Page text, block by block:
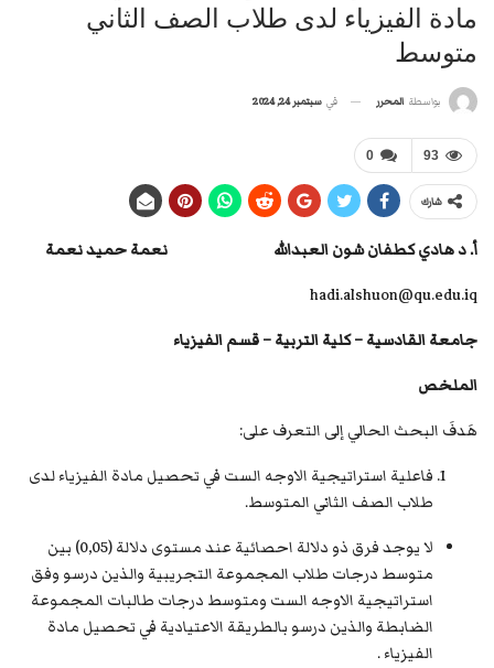
مادة الفيزياء لدى طلاب الصف الثاني
متوسط
بواسطة المحرر في سبتمبر 24, 2024
0 93
شارك
أ. د هادي كطفان شون العبدالله
نعمة حميد نعمة
hadi.alshuon@qu.edu.iq
جامعة القادسية – كلية التربية – قسمالفيزياء
الملخص
هَدفَ البحث الحالي إلى التعرف على:
فاعلية استراتيجية الاوجه الست في تحصيل مادة الفيزياء لدى
طلاب الصف الثاني المتوسط.
لا يوجد فرق ذو دلالة احصائية عند مستوى دلالة (0,05) بين
متوسط درجات طلاب المجموعة التجريبية والذين درسو وفق
استراتيجية الاوجه الست ومتوسط درجات طالبات المجموعة
الضابطة والذين درسو بالطريقة الاعتيادية في تحصيل مادة
الفيزياء .